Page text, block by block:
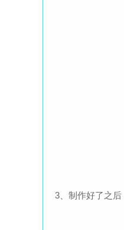
3、制作好了之后